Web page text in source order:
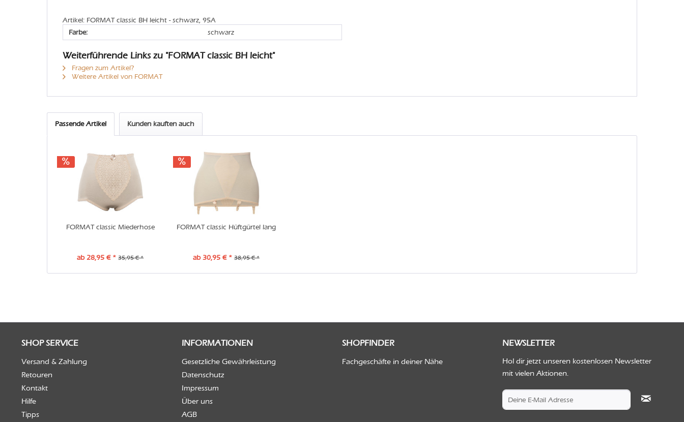
Artikel: FORMAT classic BH leicht - schwarz, 95A
Farbe:
schwarz
Weiterführende Links zu "FORMAT classic BH leicht"
Fragen zum Artikel?
Weitere Artikel von FORMAT
Passende Artikel Kunden kauften auch
FORMAT classic Miederhose
ab 28,95 € * 35,95 € *
FORMAT classic Hüftgürtel lang
ab 30,95 € * 38,95 € *
SHOP SERVICE
Versand & Zahlung
Retouren
Kontakt
Hilfe
Tipps
INFORMATIONEN
Gesetzliche Gewährleistung
Datenschutz
Impressum
Über uns
AGB
SHOPFINDER
Fachgeschäfte in deiner Nähe
NEWSLETTER
Hol dir jetzt unseren kostenlosen Newsletter
mit vielen Aktionen.